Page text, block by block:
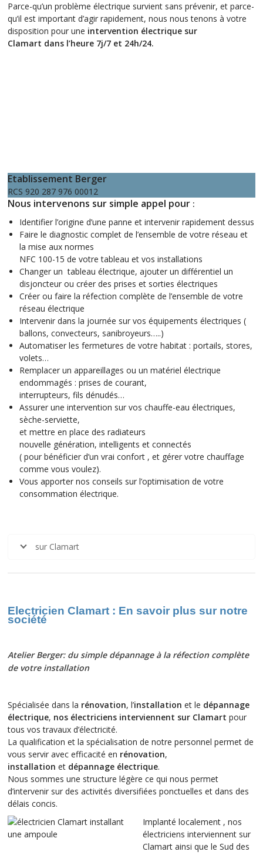
Parce-qu’un problème électrique survient sans prévenir, et parce-
qu’il est important d’agir rapidement, nous nous tenons à votre
disposition pour une intervention électrique sur
Clamart dans l’heure 7j/7 et 24h/24.
Etablissement Berger
RCS 920 287 976 00012
Nous intervenons sur simple appel pour :
Identifier l’origine d’une panne et intervenir rapidement dessus
Faire le diagnostic complet de l’ensemble de votre réseau et
la mise aux normes
NFC 100-15 de votre tableau et vos installations
Changer un tableau électrique, ajouter un différentiel un
disjoncteur ou créer des prises et sorties électriques
Créer ou faire la réfection complète de l’ensemble de votre
réseau électrique
Intervenir dans la journée sur vos équipements électriques (
ballons, convecteurs, sanibroyeurs…..)
Automatiser les fermetures de votre habitat : portails, stores,
volets…
Remplacer un appareillages ou un matériel électrique
endommagés : prises de courant,
interrupteurs, fils dénudés…
Assurer une intervention sur vos chauffe-eau électriques,
sèche-serviette,
et mettre en place des radiateurs
nouvelle génération, intelligents et connectés
( pour bénéficier d’un vrai confort , et gérer votre chauffage
comme vous voulez).
Vous apporter nos conseils sur l’optimisation de votre
consommation électrique.
sur Clamart
Electricien Clamart : En savoir plus sur notre
société
Atelier Berger: du simple dépannage à la réfection complète
de votre installation
Spécialisée dans la rénovation, l’installation et le dépannage
électrique, nos électriciens interviennent sur Clamart pour
tous vos travaux d’électricité.
La qualification et la spécialisation de notre personnel permet de
vous servir avec efficacité en rénovation,
installation et dépannage électrique.
Nous sommes une structure légère ce qui nous permet
d’intervenir sur des activités diversifiées ponctuelles et dans des
délais concis.
Implanté localement , nos
électriciens interviennent sur
Clamart ainsi que le Sud des